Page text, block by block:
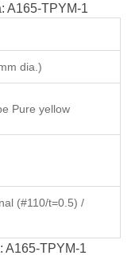
A165-TPYM-1
dia.)
Pure yellow
(#110/t=0.5) /
A165-TPYM-1